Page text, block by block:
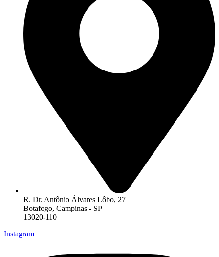
R. Dr. Antônio Álvares Lôbo, 27
Botafogo, Campinas - SP
13020-110
Instagram